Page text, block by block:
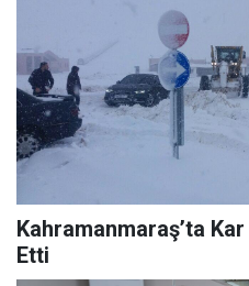
Kahramanmaraş’ta
Etti